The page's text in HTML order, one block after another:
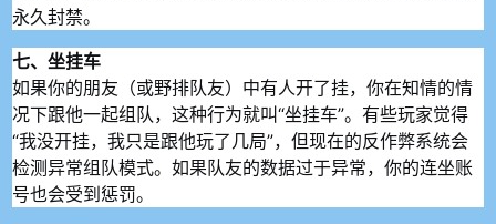
永久封禁。
七、坐挂车
如果你的朋友（或野排队友）中有人开了挂，你在知情的情
况下跟他一起组队，这种行为就叫“坐挂车”。有些玩家觉得
“我没开挂，我只是跟他玩了几局”，但现在的反作弊系统会
检测异常组队模式。如果队友的数据过于异常，你的连坐账
号也会受到惩罚。